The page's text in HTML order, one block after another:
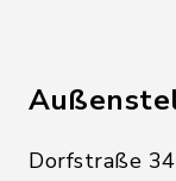
Dorfstraße 34